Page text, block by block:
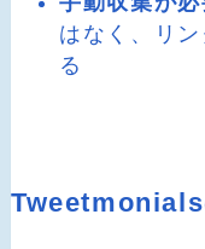
はなく、リ
る
Tweetmonials